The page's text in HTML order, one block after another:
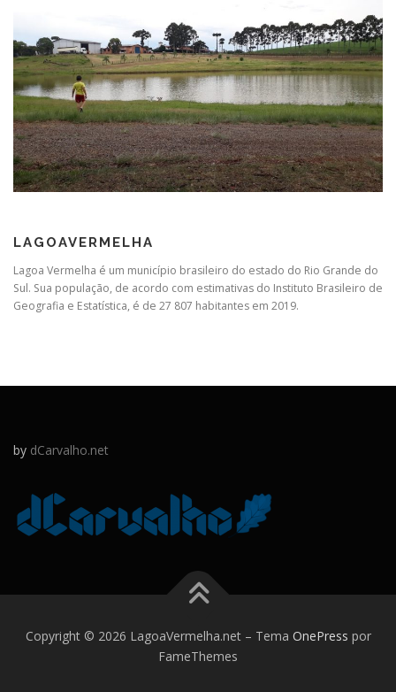
LAGOAVERMELHA
Lagoa Vermelha é um município brasileiro do estado do Rio Grande do
Sul. Sua população, de acordo com estimativas do Instituto Brasileiro de
Geografia e Estatística, é de 27 807 habitantes em 2019.
by dCarvalho.net
Copyright © 2026 LagoaVermelha.net – Tema OnePress por
FameThemes